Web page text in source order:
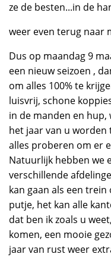
ze de besten...in de
weer even terug naar
Dus op maandag 9
een nieuw seizoen ,
om alles 100% te
luisvrij, schone
in de manden en hup,
het jaar van u worden
alles proberen om er
Natuurlijk hebben we
verschillende
kan gaan als een
putje, het kan alle
dat ben ik zoals u
komen, een mooie
jaar van rust weer